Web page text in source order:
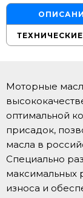
Моторные
оптимальной
присадок,
масла в
Специально
максимальных
износа и